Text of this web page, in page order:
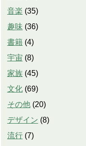
音楽 (35)
趣味 (36)
書籍 (4)
宇宙 (8)
家族 (45)
文化 (69)
その他 (20)
デザイン (8)
流行 (7)